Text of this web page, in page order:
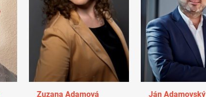
Zuzana Adamová
Ján Adamovský